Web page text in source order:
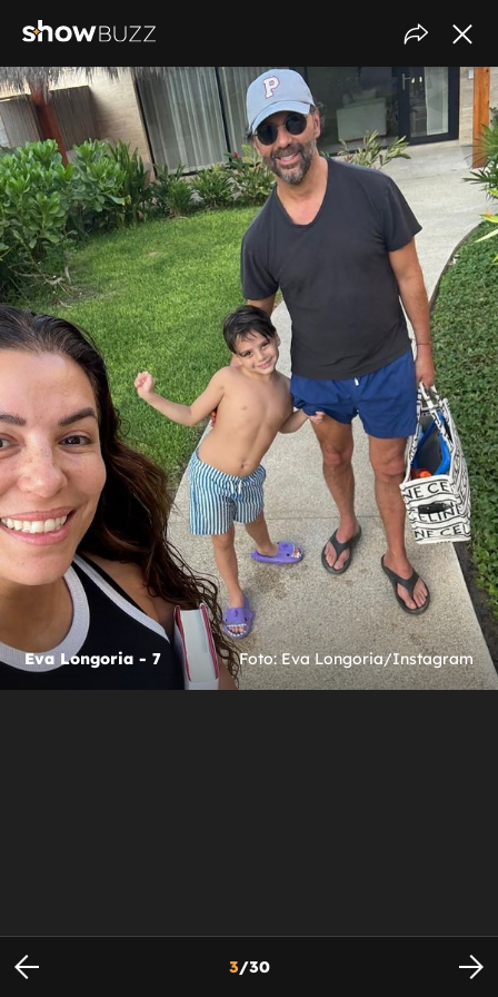
Eva Longoria - 7 Foto: Eva Longoria/Instagram
3/30